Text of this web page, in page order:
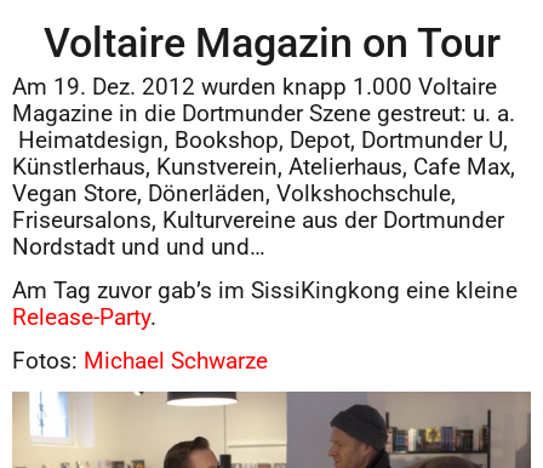
Voltaire Magazin on Tour
Am 19. Dez. 2012 wurden knapp 1.000 Voltaire
Magazine in die Dortmunder Szene gestreut: u. a.
Heimatdesign, Bookshop, Depot, Dortmunder U,
Künstlerhaus, Kunstverein, Atelierhaus, Cafe Max,
Vegan Store, Dönerläden, Volkshochschule,
Friseursalons, Kulturvereine aus der Dortmunder
Nordstadt und und und…
Am Tag zuvor gab’s im SissiKingkong eine kleine
Release-Party.
Fotos: Michael Schwarze